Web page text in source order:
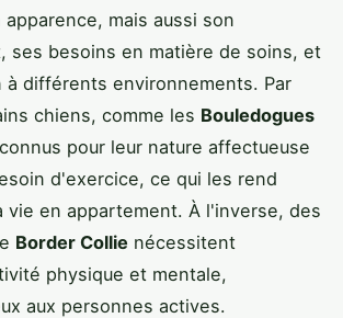
mais aussi son
ses besoins en matière de soins, et
à différents environnements. Par
chiens, comme les Bouledogues
pour leur nature affectueuse
d'exercice, ce qui les rend
vie en appartement. À l'inverse, des
Border Collie nécessitent
physique et mentale,
aux personnes actives.